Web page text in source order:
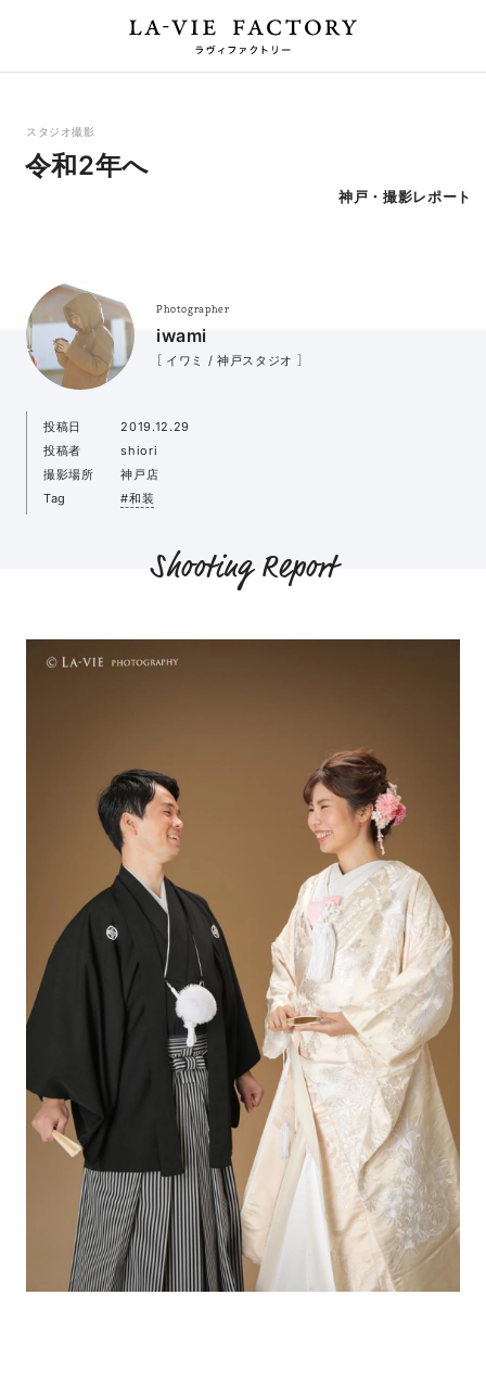
スタジオ撮影
令和2年へ
神戸・撮影レポート
Photographer
iwami
［ イワミ / 神戸スタジオ ］
投稿日
2019.12.29
投稿者
shiori
撮影場所
神戸店
Tag
#和装
Shooting Report